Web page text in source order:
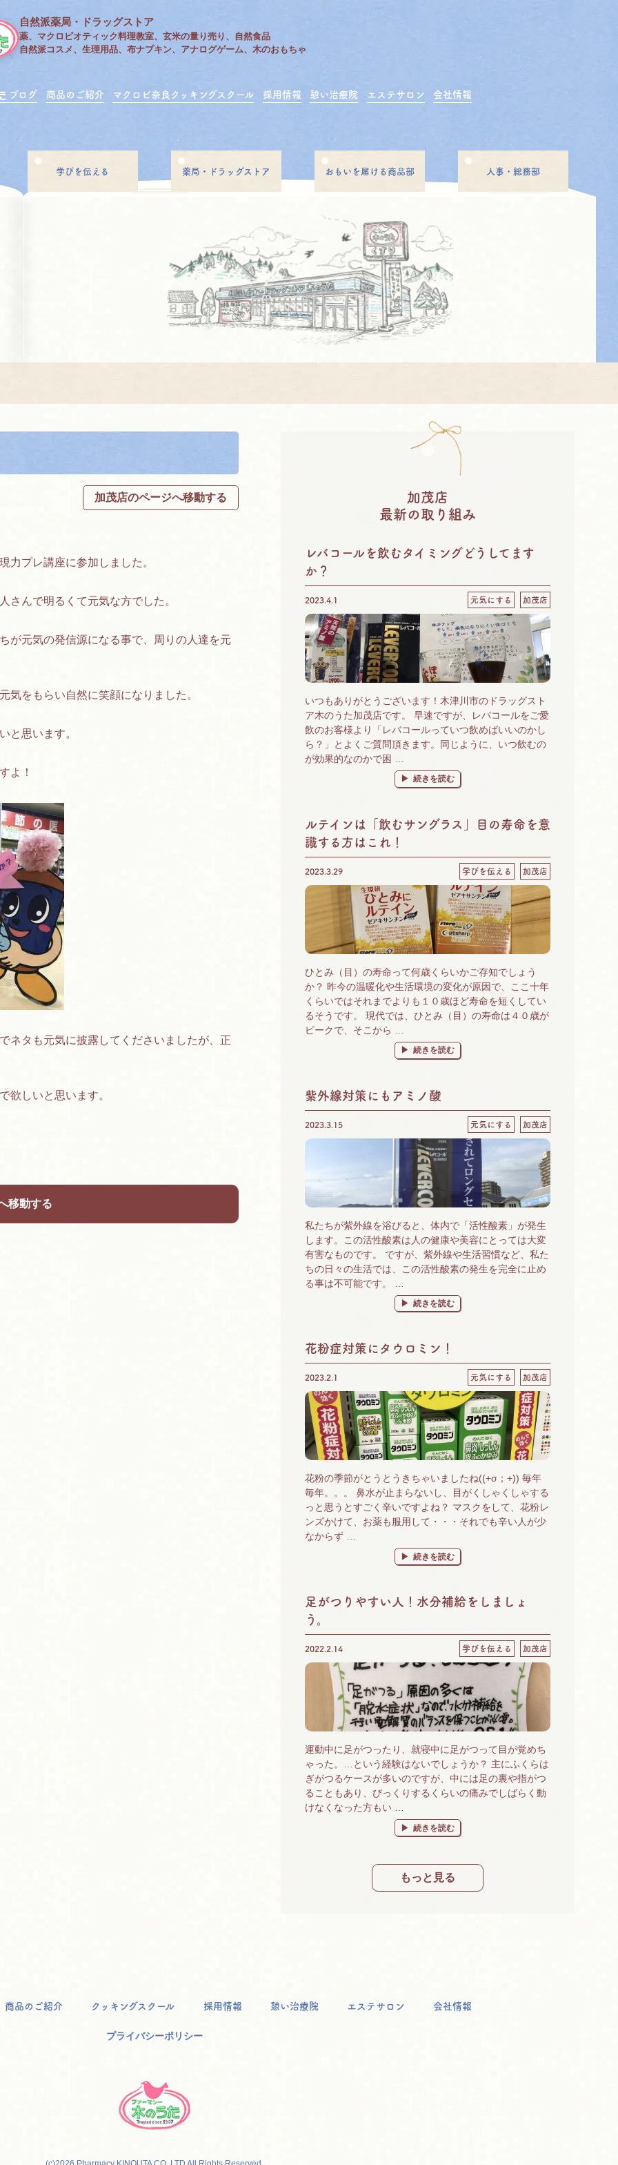
自然派薬局・ドラッグストア
薬、マクロビオティック料理教室、玄米の量り売り、自然食品
自然派コスメ、生理用品、布ナプキン、アナログゲーム、木のおもちゃ
ブログ 商品のご紹介 マクロビ奈良クッキングスクール 採用情報 憩い治療院 エステサロン 会社情報
学びを伝える 薬局・ドラッグストア おもいを届ける商品部 人事・総務部
加茂店のページへ移動する
力プレ講座に参加しました。
さんで明るくて元気な方でした。
が元気の発信源になる事で、周りの人達を元
気をもらい自然に笑顔になりました。
と思います。
よ！
ネタも元気に披露してくださいましたが、正
欲しいと思います。
移動する
加茂店
最新の取り組み
レバコールを飲むタイミングどうしてます
か？
2023.4.1 元気にする 加茂店
いつもありがとうございます！木津川市のドラッグスト
ア木のうた加茂店です。 早速ですが、レバコールをご愛
飲のお客様より「レバコールっていつ飲めばいいのかし
ら？」とよくご質問頂きます。同じように、いつ飲むの
が効果的なのかで困 …
“レバコールを飲むタイミングどうしてますか？” の
続きを読む
ルテインは「飲むサングラス」目の寿命を意
識する方はこれ！
2023.3.29 学びを伝える 加茂店
ひとみ（目）の寿命って何歳くらいかご存知でしょう
か？ 昨今の温暖化や生活環境の変化が原因で、ここ十年
くらいではそれまでよりも１０歳ほど寿命を短くしてい
るそうです。 現代では、ひとみ（目）の寿命は４０歳が
ピークで、そこから …
“ルテインは「飲むサングラス」目の寿命を意識する方
続きを読む
紫外線対策にもアミノ酸
2023.3.15 元気にする 加茂店
私たちが紫外線を浴びると、体内で「活性酸素」が発生
します。この活性酸素は人の健康や美容にとっては大変
有害なものです。 ですが、紫外線や生活習慣など、私た
ちの日々の生活では、この活性酸素の発生を完全に止め
る事は不可能です。 …
“紫外線対策にもアミノ酸” の
続きを読む
花粉症対策にタウロミン！
2023.2.1 元気にする 加茂店
花粉の季節がとうとうきちゃいましたね((+σ；+)) 毎年
毎年。。。 鼻水が止まらないし、目がくしゃくしゃする
っと思うとすごく辛いですよね？ マスクをして、花粉レ
ンズかけて、お薬も服用して・・・それでも辛い人が少
なからず …
“花粉症対策にタウロミン！” の
続きを読む
足がつりやすい人！水分補給をしましょ
う。
2022.2.14 学びを伝える 加茂店
運動中に足がつったり、就寝中に足がつって目が覚めち
ゃった。…という経験はないでしょうか？ 主にふくらは
ぎがつるケースが多いのですが、中には足の裏や指がつ
ることもあり、びっくりするくらいの痛みでしばらく動
けなくなった方もい …
“足がつりやすい人！水分補給をしましょう。” の
続きを読む
もっと見る
商品のご紹介 クッキングスクール 採用情報 憩い治療院 エステサロン 会社情報
プライバシーポリシー